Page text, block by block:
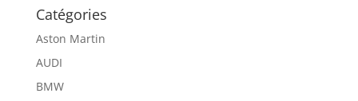
Catégories
Aston Martin
AUDI
BMW